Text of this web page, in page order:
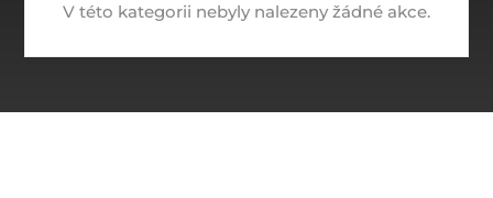
V této kategorii nebyly nalezeny žádné akce.